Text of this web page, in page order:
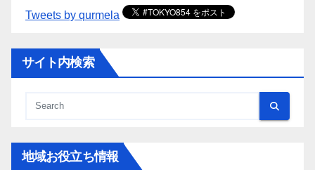
Tweets by qurmela
サイト内検索
地域お役立ち情報